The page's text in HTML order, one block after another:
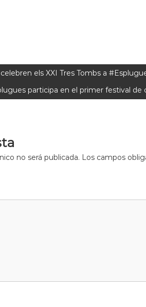
celebren els XXI Tres Tombs a
participa en el primer festival de
no será publicada. Los campos